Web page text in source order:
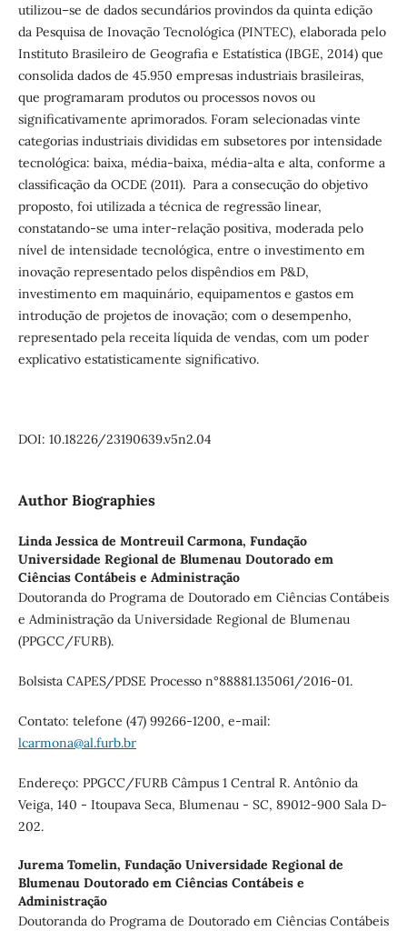
utilizou–se de dados secundários provindos da quinta edição
da Pesquisa de Inovação Tecnológica (PINTEC), elaborada pelo
Instituto Brasileiro de Geografia e Estatística (IBGE, 2014) que
consolida dados de 45.950 empresas industriais brasileiras,
que programaram produtos ou processos novos ou
significativamente aprimorados. Foram selecionadas vinte
categorias industriais divididas em subsetores por intensidade
tecnológica: baixa, média-baixa, média-alta e alta, conforme a
classificação da OCDE (2011). Para a consecução do objetivo
proposto, foi utilizada a técnica de regressão linear,
constatando-se uma inter-relação positiva, moderada pelo
nível de intensidade tecnológica, entre o investimento em
inovação representado pelos dispêndios em P&D,
investimento em maquinário, equipamentos e gastos em
introdução de projetos de inovação; com o desempenho,
representado pela receita líquida de vendas, com um poder
explicativo estatisticamente significativo.
DOI: 10.18226/23190639.v5n2.04
Author Biographies
Linda Jessica de Montreuil Carmona, Fundação
Universidade Regional de Blumenau Doutorado em
Ciências Contábeis e Administração
Doutoranda do Programa de Doutorado em Ciências Contábeis
e Administração da Universidade Regional de Blumenau
(PPGCC/FURB).
Bolsista CAPES/PDSE Processo n°88881.135061/2016-01.
Contato: telefone (47) 99266-1200, e-mail:
lcarmona@al.furb.br
Endereço: PPGCC/FURB Câmpus 1 Central R. Antônio da
Veiga, 140 - Itoupava Seca, Blumenau - SC, 89012-900 Sala D-
202.
Jurema Tomelin, Fundação Universidade Regional de
Blumenau Doutorado em Ciências Contábeis e
Administração
Doutoranda do Programa de Doutorado em Ciências Contábeis